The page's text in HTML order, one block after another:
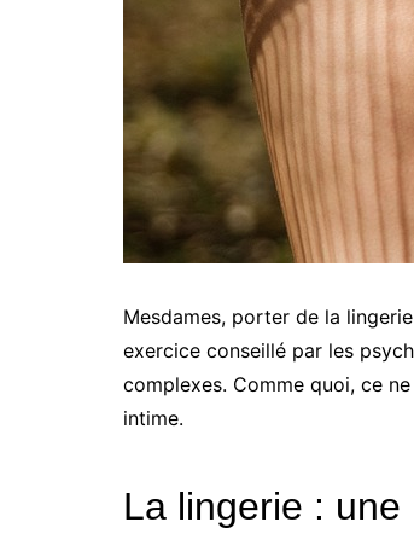
Mesdames, porter de la
exercice conseillé par les
complexes. Comme quoi, ce
intime.
La lingerie : une